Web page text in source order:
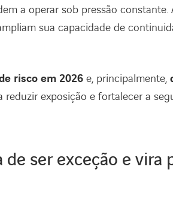
a operar sob pressão constante.
sua capacidade de
risco em 2026 e, principalmente,
reduzir exposição e fortalecer a
ser exceção e vira